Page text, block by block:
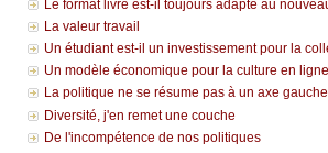
Le format livre est-il toujours adapté au
La valeur travail
Un étudiant est-il un investissement pour la
Un modèle économique pour la culture en ligne
La politique ne se résume pas à un axe
Diversité, j'en remet une couche
De l'incompétence de nos politiques